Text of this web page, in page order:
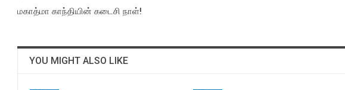
மகாத்மா காந்தியின் கடைசி நாள்!
YOU MIGHT ALSO LIKE